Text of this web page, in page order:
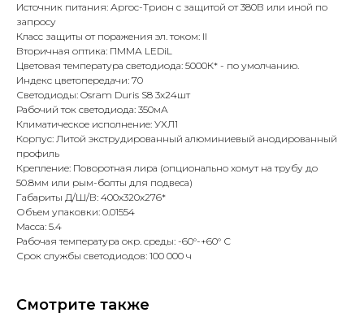
Источник питания: Аргос-Трион с защитой от 380В или иной по
запросу
Класс защиты от поражения эл. током: II
Вторичная оптика: ПММА LEDiL
Цветовая температура светодиода: 5000К* - по умолчанию.
Индекс цветопередачи: 70
Светодиоды: Osram Duris S8 3x24шт
Рабочий ток светодиода: 350мА
Климатическое исполнение: УХЛ1
Корпус: Литой экструдированный алюминиевый анодированный
профиль
Крепление: Поворотная лира (опционально хомут на трубу до
50.8мм или рым-болты для подвеса)
Габариты Д/Ш/В: 400х320х276*
Объем упаковки: 0.01554
Масса: 5.4
Рабочая температура окр. среды: -60°-+60° С
Срок службы светодиодов: 100 000 ч
Смотрите также